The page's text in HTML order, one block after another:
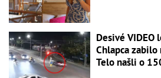
Desivé VIDEO
Chlapca
Telo našli o